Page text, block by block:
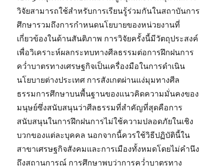
วิจัยสามารถใช้สำหรับการเรียนรู้ร่วมกันในสถาบันการ
ศึกษารวมถึงการกำหนดนโยบายของหน่วยงานที่
เกี่ยวข้องในด้านสันติภาพ การวิจัยครั้งนี้มีวัตถุประสงค์
เพื่อวิเคราะห์ผลกระทบทางศีลธรรมต่อการฝึกฝนการ
คว่ำบาตรทางเศรษฐกิจเป็นเครื่องมือในการดำเนิน
นโยบายต่างประเทศ การสังเกตผ่านแง่มุมทางศีล
ธรรมการศึกษาบนพื้นฐานของแนวคิดความมั่นคงของ
มนุษย์ซึ่งสนับสนุนว่าศีลธรรมที่สำคัญที่สุดคือการ
สนับสนุนในการฝึกฝนการไม่ใช้ความปลอดภัยในเชิง
บวกของแต่ละบุคคล นอกจากนี้ควรใช้วิธีปฏิบัตินี้ใน
สาขาเศรษฐกิจสังคมและการเมืองทั้งหมดโดยไม่คำนึง
ถึงสถานการณ์ การศึกษาพบว่าการคว่ำบาตรทาง